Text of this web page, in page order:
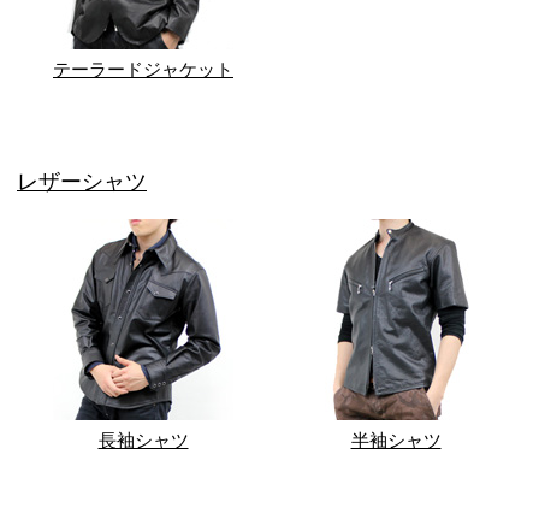
テーラードジャケット
レザーシャツ
長袖シャツ 半袖シャツ